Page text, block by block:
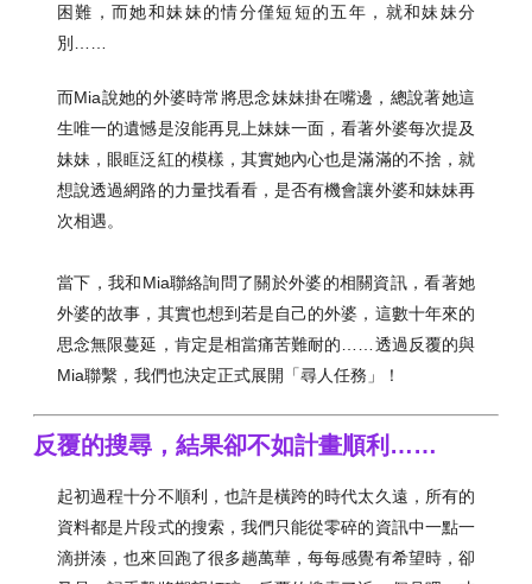
困難，而她和妹妹的情分僅短短的五年，就和妹妹分
別……
而Mia說她的外婆時常將思念妹妹掛在嘴邊，總說著她這
生唯一的遺憾是沒能再見上妹妹一面，看著外婆每次提及
妹妹，眼眶泛紅的模樣，其實她內心也是滿滿的不捨，就
想說透過網路的力量找看看，是否有機會讓外婆和妹妹再
次相遇。
當下，我和Mia聯絡詢問了關於外婆的相關資訊，看著她
外婆的故事，其實也想到若是自己的外婆，這數十年來的
思念無限蔓延，肯定是相當痛苦難耐的……透過反覆的與
Mia聯繫，我們也決定正式展開「尋人任務」！
反覆的搜尋，結果卻不如計畫順利……
起初過程十分不順利，也許是橫跨的時代太久遠，所有的
資料都是片段式的搜索，我們只能從零碎的資訊中一點一
滴拼湊，也來回跑了很多趟萬華，每每感覺有希望時，卻